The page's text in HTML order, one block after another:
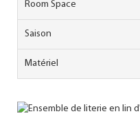
Room Space
Saison
Matériel